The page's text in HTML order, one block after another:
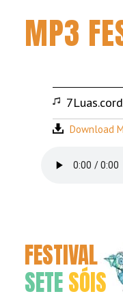
MP3
Download
FESTIVAL
SETESÓIS